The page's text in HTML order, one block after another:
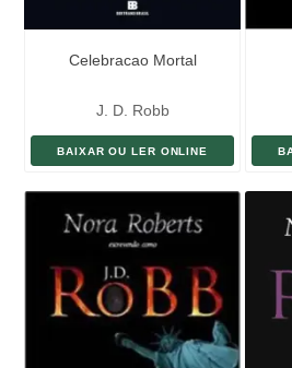
Celebracao Mortal
J. D. Robb
BAIXAR OU LER ONLINE